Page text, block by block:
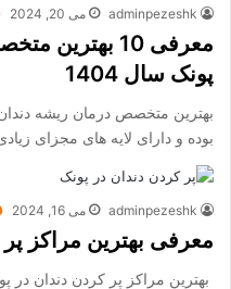
adminpezeshk می 20, 2024
معرفی 10
پونک سال 1404
بهترین متخصص درمان ریشه دندان
بوده و دارای لایه های مجزای
adminpezeshk می 16, 2024
معرفی بهترین مراکز
بهترین مراکز پر کردن دندان در